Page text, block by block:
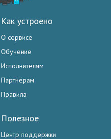
Как устроено
О сервисе
Обучение
Исполнителям
Партнёрам
Правила
Полезное
Центр поддержки